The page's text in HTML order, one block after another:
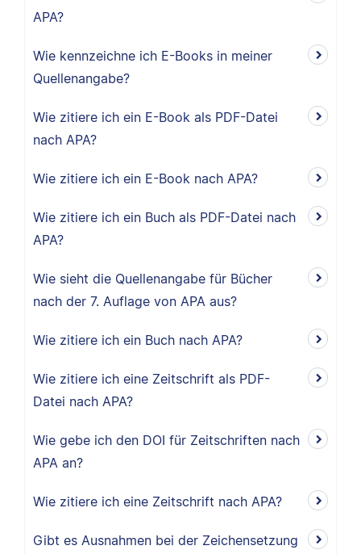
APA?
Wie kennzeichne ich E-Books in meiner
Quellenangabe?
Wie zitiere ich ein E-Book als PDF-Datei
nach APA?
Wie zitiere ich ein E-Book nach APA?
Wie zitiere ich ein Buch als PDF-Datei nach
APA?
Wie sieht die Quellenangabe für Bücher
nach der 7. Auflage von APA aus?
Wie zitiere ich ein Buch nach APA?
Wie zitiere ich eine Zeitschrift als PDF-
Datei nach APA?
Wie gebe ich den DOI für Zeitschriften nach
APA an?
Wie zitiere ich eine Zeitschrift nach APA?
Gibt es Ausnahmen bei der Zeichensetzung